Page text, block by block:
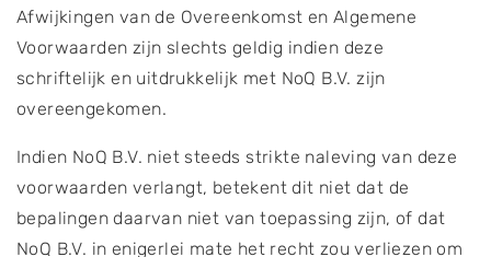
Afwijkingen van de Overeenkomst en Algemene
Voorwaarden zijn slechts geldig indien deze
schriftelijk en uitdrukkelijk met NoQ B.V. zijn
overeengekomen.
Indien NoQ B.V. niet steeds strikte naleving van deze
voorwaarden verlangt, betekent dit niet dat de
bepalingen daarvan niet van toepassing zijn, of dat
NoQ B.V. in enigerlei mate het recht zou verliezen om